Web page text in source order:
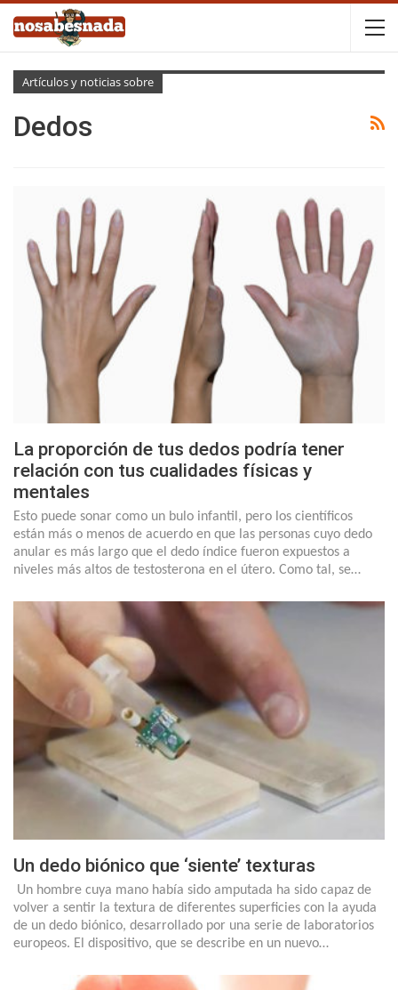
Artículos y noticias sobre
Dedos
La proporción de tus dedos podría tener
relación con tus cualidades físicas y
mentales
Esto puede sonar como un bulo infantil, pero los científicos
están más o menos de acuerdo en que las personas cuyo dedo
anular es más largo que el dedo índice fueron expuestos a
niveles más altos de testosterona en el útero. Como tal, se…
Un dedo biónico que ‘siente’ texturas
Un hombre cuya mano había sido amputada ha sido capaz de
volver a sentir la textura de diferentes superficies con la ayuda
de un dedo biónico, desarrollado por una serie de laboratorios
europeos. El dispositivo, que se describe en un nuevo…